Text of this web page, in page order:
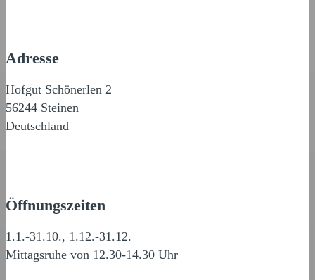
Adresse
Hofgut Schönerlen 2
56244 Steinen
Deutschland
Öffnungszeiten
1.1.-31.10., 1.12.-31.12.
Mittagsruhe von 12.30-14.30 Uhr